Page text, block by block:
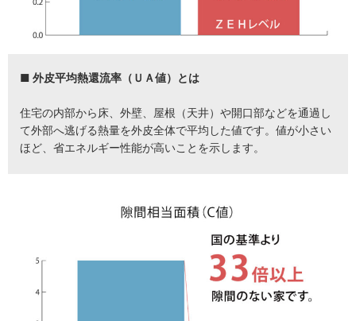
■ 外皮平均熱還流率（ＵＡ値）とは
住宅の内部から床、外壁、屋根（天井）や開口部などを通過し
て外部へ逃げる熱量を外皮全体で平均した値です。値が小さい
ほど、省エネルギー性能が高いことを示します。